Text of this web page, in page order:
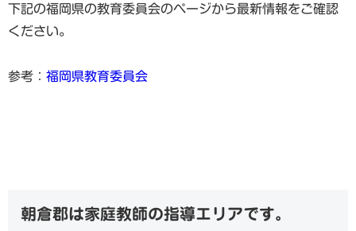
下記の福岡県の教育委員会のページから最新情報をご確認
ください。
参考： 福岡県教育委員会
朝倉郡は家庭教師の指導エリアです。